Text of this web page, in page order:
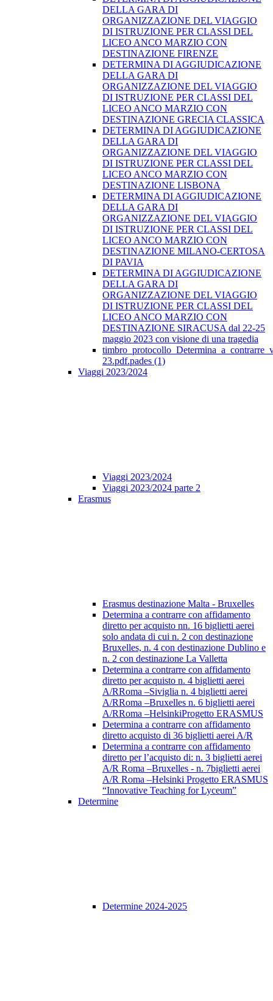
DELLA GARA DI
ORGANIZZAZIONE DEL VIAGGIO
DI ISTRUZIONE PER CLASSI DEL
LICEO ANCO MARZIO CON
DESTINAZIONE FIRENZE
DETERMINA DI AGGIUDICAZIONE
DELLA GARA DI
ORGANIZZAZIONE DEL VIAGGIO
DI ISTRUZIONE PER CLASSI DEL
LICEO ANCO MARZIO CON
DESTINAZIONE GRECIA CLASSICA
DETERMINA DI AGGIUDICAZIONE
DELLA GARA DI
ORGANIZZAZIONE DEL VIAGGIO
DI ISTRUZIONE PER CLASSI DEL
LICEO ANCO MARZIO CON
DESTINAZIONE LISBONA
DETERMINA DI AGGIUDICAZIONE
DELLA GARA DI
ORGANIZZAZIONE DEL VIAGGIO
DI ISTRUZIONE PER CLASSI DEL
LICEO ANCO MARZIO CON
DESTINAZIONE MILANO-CERTOSA
DI PAVIA
DETERMINA DI AGGIUDICAZIONE
DELLA GARA DI
ORGANIZZAZIONE DEL VIAGGIO
DI ISTRUZIONE PER CLASSI DEL
LICEO ANCO MARZIO CON
DESTINAZIONE SIRACUSA dal 22-25
maggio 2023 con visione di una tragedia
23.pdf.pades (1)
Viaggi 2023/2024
Viaggi 2023/2024
Viaggi 2023/2024 parte 2
Erasmus
Erasmus destinazione Malta - Bruxelles
Determina a contrarre con affidamento
diretto per acquisto nn. 16 biglietti aerei
solo andata di cui n. 2 con destinazione
Bruxelles, n. 4 con destinazione Dublino e
n. 2 con destinazione La Valletta
Determina a contrarre con affidamento
diretto per acquisto n. 4 biglietti aerei
A/RRoma –Siviglia n. 4 biglietti aerei
A/RRoma –Bruxelles n. 6 biglietti aerei
A/RRoma –HelsinkiProgetto ERASMUS
Determina a contrarre con affidamento
diretto acquisto di 36 biglietti aerei A/R
Determina a contrarre con affidamento
diretto per l’acquisto di: n. 3 biglietti aerei
A/R Roma –Bruxelles - n. 7biglietti aerei
A/R Roma –Helsinki Progetto ERASMUS
“Innovative Teaching for Lyceum”
Determine
Determine 2024-2025